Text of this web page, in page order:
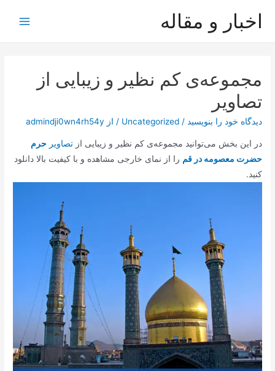
اخبار و مقاله
مجموعه‌‌ی کم نظیر و زیبایی از
تصاویر
دیدگاه‌ خود را بنویسید /
Uncategorized / از admindji0wn4rh54y
در این بخش می‌توانید مجموعه‌‌ی کم نظیر و زیبایی از تصاویرحرم
حضرت معصومه در قم را از نمای خارجی مشاهده و با کیفیت بالا دانلود
کنید.